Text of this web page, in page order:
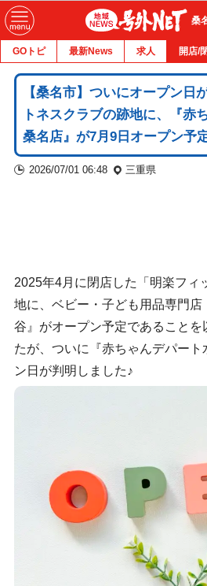
桑
GOトピ 最新News 求人 開店/
【桑名市】ついにオープン日
トネスクラブの跡地に、『赤
桑名店』が7月9日オープン予
2026/07/01 06:48 三重県
2025年4月に閉店した「明楽フィ
地に、ベビー・子ども用品専門店
谷』がオープン予定であることを
たが、ついに『赤ちゃんデパー
ン日が判明しました♪